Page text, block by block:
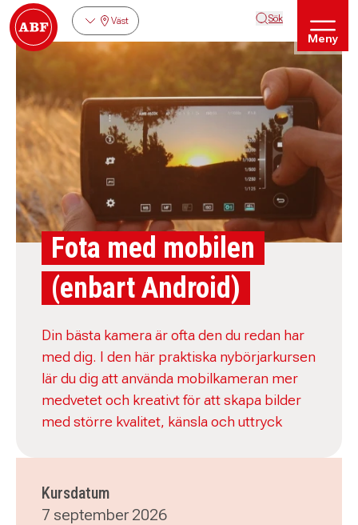
Väst Sök
Meny
Fota med mobilen
(enbart Android)
Din bästa kamera är ofta den du redan har
med dig. I den här praktiska nybörjarkursen
lär du dig att använda mobilkameran mer
medvetet och kreativt för att skapa bilder
med större kvalitet, känsla och uttryck
Kursdatum
7 september 2026